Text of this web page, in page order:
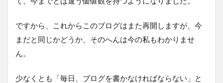
ですから、これからこのブログはまた再開しますが、今
まだと同じかどうか、そのへんは今の私もわかりませ
ん。
少なくとも「毎日、ブログを書かなければならない」と